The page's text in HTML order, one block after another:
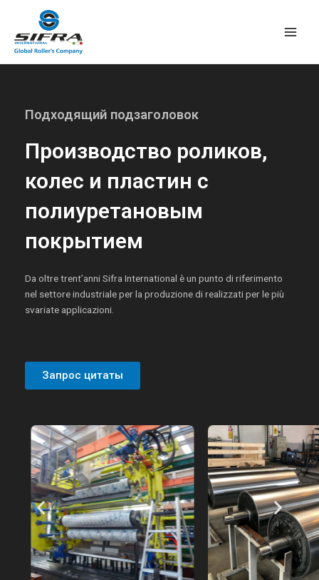
содержимому
Подходящий подзаголовок
Производство роликов,
колес и пластин с
полиуретановым
покрытием
Da oltre trent’anni Sifra International è un punto di riferimento
nel settore industriale per la produzione di realizzati per le più
svariate applicazioni.
Запрос цитаты